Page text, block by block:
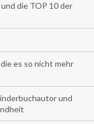
die TOP 10 der
es so nicht mehr
und